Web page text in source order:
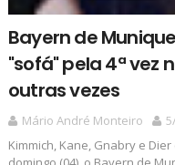
Bayern de
"sofá" pela 4ª vez
outras vezes
Mário André Monteiro
Kimmich, Kane, Gnabry e